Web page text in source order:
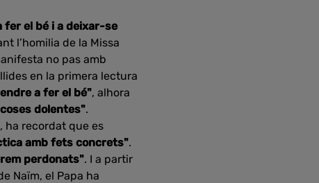
fer el bé i a deixar-se
l’homilia de la Missa
no pas amb
en la primera lectura
a fer el bé", alhora
dolentes".
, ha recordat que es
amb fets concrets".
perdonats". I a partir
Naïm, el Papa ha